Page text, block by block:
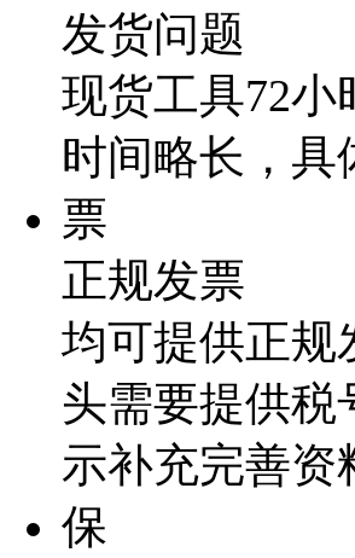
发货问题
现货工具72
时间略长，具
票
正规发票
均可提供正规
头需要提供税
示补充完善资
保